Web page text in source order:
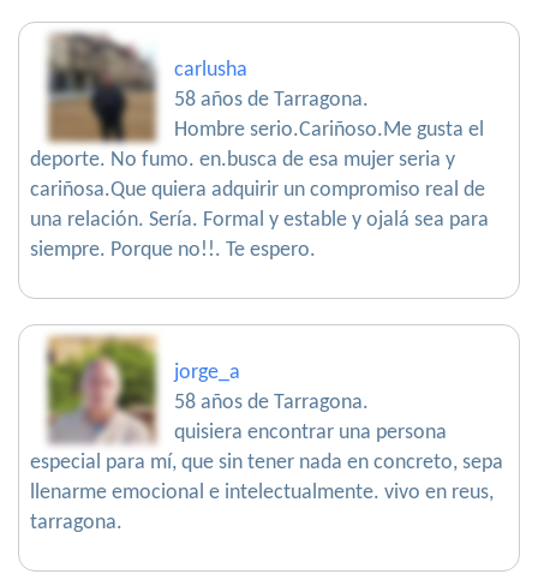
carlusha
58 años de Tarragona.
Hombre serio.Cariñoso.Me gusta el
deporte. No fumo. en.busca de esa mujer seria y
cariñosa.Que quiera adquirir un compromiso real de
una relación. Sería. Formal y estable y ojalá sea para
siempre. Porque no!!. Te espero.
jorge_a
58 años de Tarragona.
quisiera encontrar una persona
especial para mí, que sin tener nada en concreto, sepa
llenarme emocional e intelectualmente. vivo en reus,
tarragona.